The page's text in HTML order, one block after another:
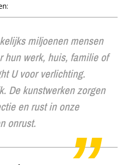
miljoenen mensen
hun werk, huis, familie of
U voor verlichting.
De kunstwerken zorgen
en rust in onze
onrust.